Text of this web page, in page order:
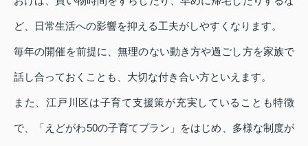
ど、日常生活への影響を抑える工夫がしやすくなります。
毎年の開催を前提に、無理のない動き方や過ごし方を家族で
話し合っておくことも、大切な付き合い方といえます。
また、江戸川区は子育て支援策が充実していることも特徴
で、「えどがわ50の子育てプラン」をはじめ、多様な制度が